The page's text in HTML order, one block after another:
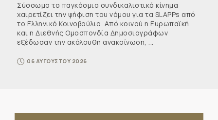
Σύσσωμο το παγκόσμιο συνδικαλιστικό κίνημα
χαιρετίζει την ψήφιση του νόμου για τα SLAPPs από
το Ελληνικό Κοινοβούλιο. Από κοινού η Ευρωπαϊκή
και η Διεθνής Ομοσπονδία Δημοσιογράφων
εξέδωσαν την ακόλουθη ανακοίνωση, ...
06 ΑΥΓΟΥΣΤΟΥ 2026